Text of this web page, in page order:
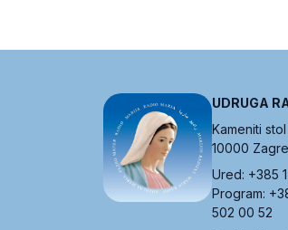
UDRUGA
Kameniti stol
10000
Ured: +385
Program:
502 00 52